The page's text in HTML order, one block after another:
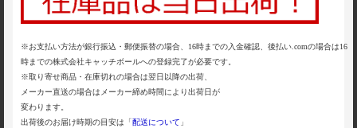
※お支払い方法が銀行振込・郵便振替の場合、16時までの入金確認、後払い.comの場合は16
時までの株式会社キャッチボールへの登録完了が必要です。
※取り寄せ商品・在庫切れの場合は翌日以降の出荷、
メーカー直送の場合はメーカー締め時間により出荷日が
変わります。
出荷後のお届け時期の目安は「配送について 」